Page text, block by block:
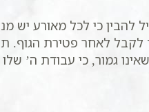
להבין כי לכל מאורע יש
לאחר פטירת הגוף.
גמור, כי עבודת ה’